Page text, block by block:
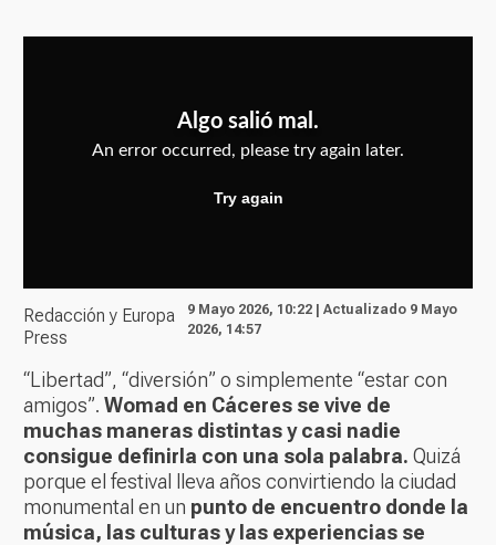
Redacción y Europa
Press
9 Mayo 2026, 10:22 | Actualizado 9 Mayo
2026, 14:57
“Libertad”, “diversión” o simplemente “estar con
amigos”. Womad en Cáceres se vive de
muchas maneras distintas y casi nadie
consigue definirla con una sola palabra. Quizá
porque el festival lleva años convirtiendo la ciudad
monumental en un punto de encuentro donde la
música, las culturas y las experiencias se